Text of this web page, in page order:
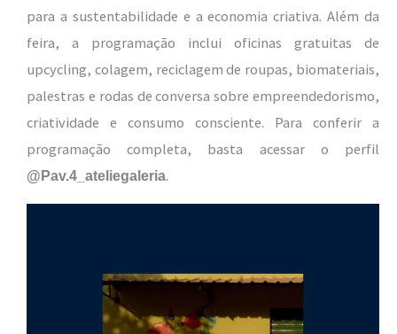
para a sustentabilidade e a economia criativa. Além da
feira, a programação inclui oficinas gratuitas de
upcycling, colagem, reciclagem de roupas, biomateriais,
palestras e rodas de conversa sobre empreendedorismo,
criatividade e consumo consciente. Para conferir a
programação completa, basta acessar o perfil
@Pav.4_ateliegaleria.